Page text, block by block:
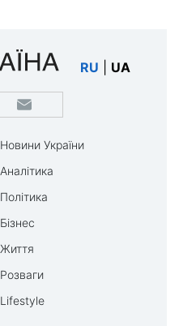
RU UA
Новини України
Аналітика
Політика
Бізнес
Життя
Розваги
Lifestyle